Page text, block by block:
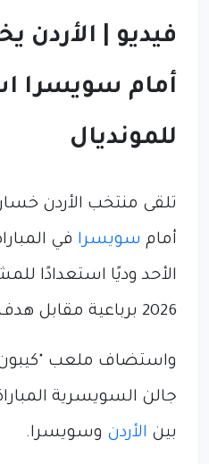
فيديو | الأردن
أمام سويسرا
للمونديال
تلقى منتخب الأردن
أمام سويسرا في
الأحد وديًا استعدادًا
2026 برباعية مقابل هدف.
واستضاف ملعب "كيبون
جالن السويسرية
بين الأردن وسويسرا.